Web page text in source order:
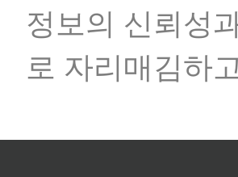
정보의 신뢰성
로 자리매김하